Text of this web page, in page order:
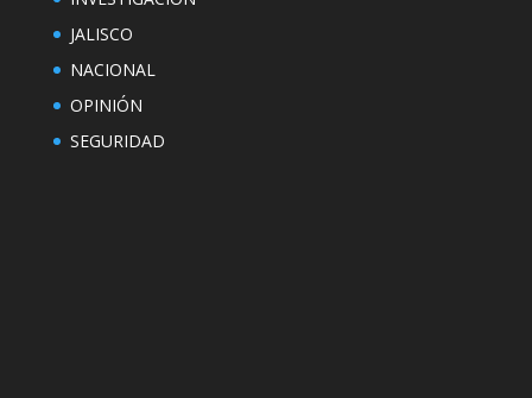
JALISCO
NACIONAL
OPINIÓN
SEGURIDAD